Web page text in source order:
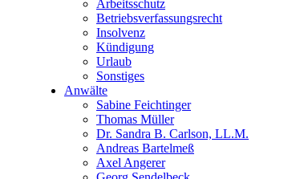
Arbeitsschutz
Betriebsverfassungsrecht
Insolvenz
Kündigung
Urlaub
Sonstiges
Anwälte
Sabine Feichtinger
Thomas Müller
Dr. Sandra B. Carlson, LL.M.
Andreas Bartelmeß
Axel Angerer